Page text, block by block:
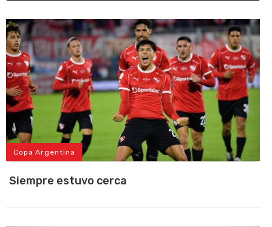
Copa Argentina
Siempre estuvo cerca